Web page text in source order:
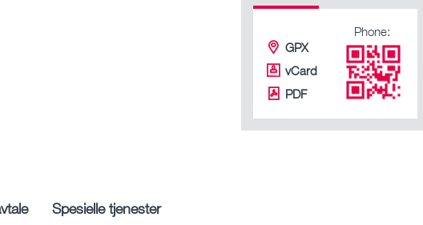
GPX
vCard
PDF
Phone:
Spesielle tjenester